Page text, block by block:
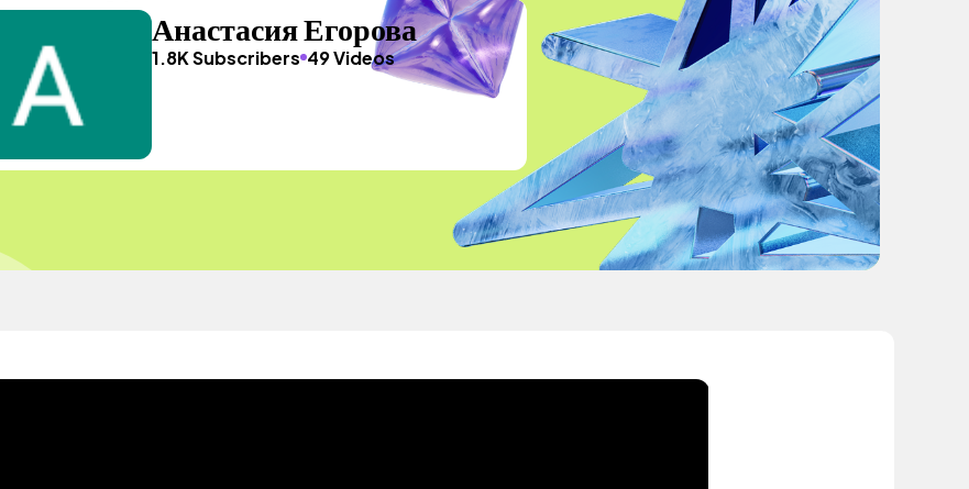
Анастасия Егорова
1.8K Subscribers 49 Videos